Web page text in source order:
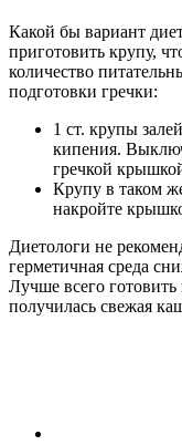
Какой бы вариант
приготовить крупу,
количество
подготовки гречки:
1 ст. крупы
кипения.
гречкой
Крупу в таком
накройте
Диетологи не
герметичная среда
Лучше всего
получилась свежая